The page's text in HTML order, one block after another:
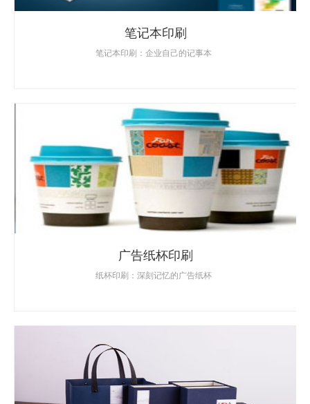
笔记本印刷
笔记本印刷：企业自己的记事本
广告纸杯印刷
纸杯印刷：深刻记忆的广告纸杯